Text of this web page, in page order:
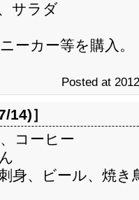
サラダ
ーカー等を購入。
Posted at
14)］
コーヒー
身、ビール、焼き